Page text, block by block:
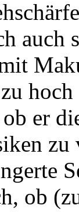
auch
er
ob